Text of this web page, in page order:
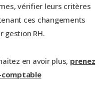
vérifier leurs critères
ces changements
gestion RH.
en avoir plus, prenez
comptable